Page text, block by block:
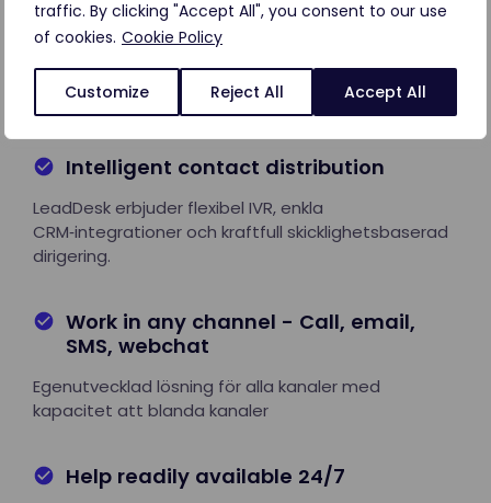
traffic. By clicking "Accept All", you consent to our use
of cookies. Cookie Policy
Customize Reject All Accept All
Intelligent contact distribution
LeadDesk erbjuder flexibel IVR, enkla
CRM‑integrationer och kraftfull skicklighetsbaserad
dirigering.
Work in any channel - Call, email,
SMS, webchat
Egenutvecklad lösning för alla kanaler med
kapacitet att blanda kanaler
Help readily available 24/7